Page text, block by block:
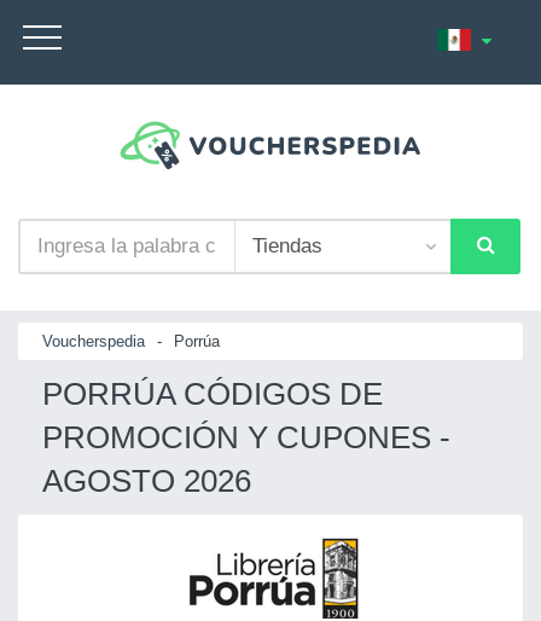
Voucherspedia - Porrúa
PORRÚA CÓDIGOS DE
PROMOCIÓN Y CUPONES -
AGOSTO 2026